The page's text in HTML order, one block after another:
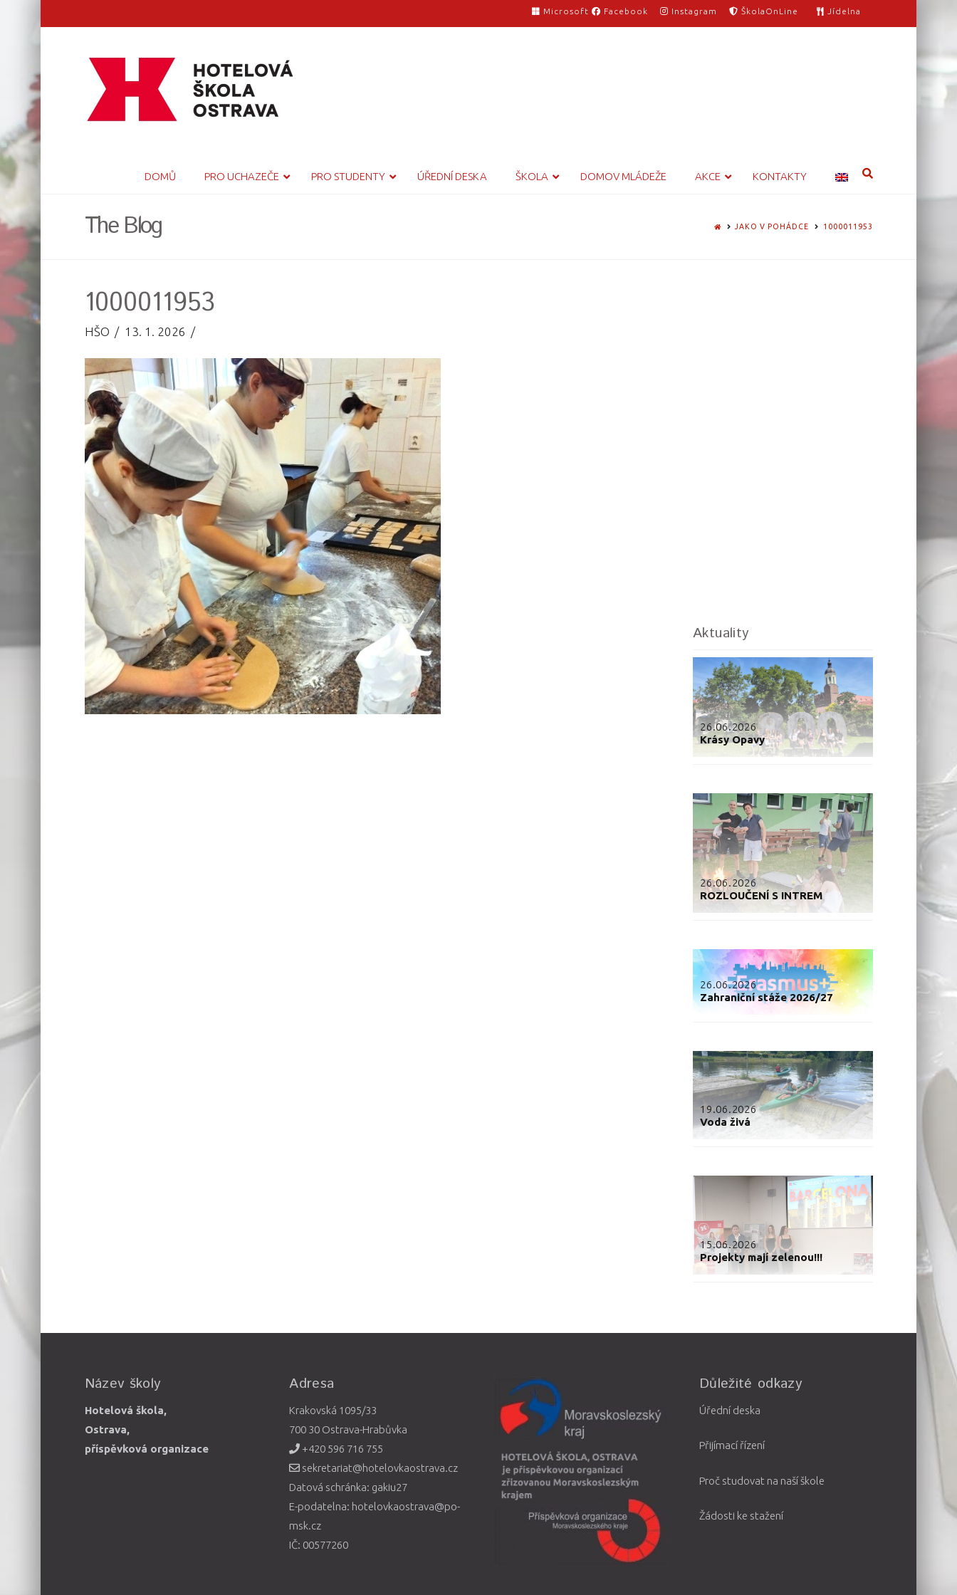
Microsoft Facebook Instagram ŠkolaOnLine Jídelna
DOMŮ PRO UCHAZEČE PRO STUDENTY ÚŘEDNÍ DESKA ŠKOLA DOMOV MLÁDEŽE AKCE KONTAKTY
The Blog HOMEJAKO V POHÁDCE 1000011953
1000011953
HŠO 13. 1. 2026
Aktuality
26.06.2026
Krásy Opavy
26.06.2026
ROZLOUČENÍ S INTREM
26.06.2026
Zahraniční stáže 2026/27
19.06.2026
Voda živá
15.06.2026
Projekty mají zelenou!!!
Název školy
Hotelová škola,
Ostrava,
příspěvková organizace
Adresa
Krakovská 1095/33
700 30 Ostrava-Hrabůvka
+420 596 716 755
sekretariat@hotelovkaostrava.cz
Datová schránka: gakiu27
E-podatelna: hotelovkaostrava@po-
msk.cz
IČ: 00577260
Důležité odkazy
Úřední deska
Přijímací řízení
Proč studovat na naší škole
Žádosti ke stažení